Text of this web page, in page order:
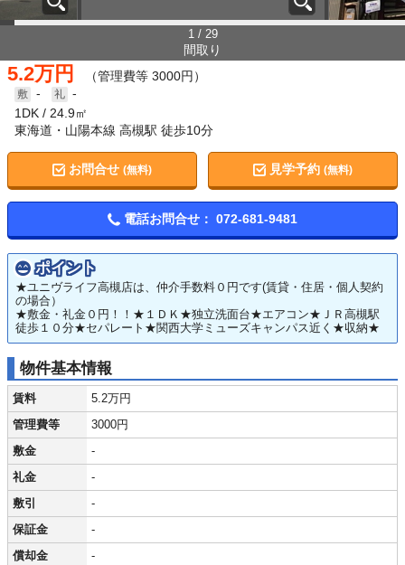
1 / 29
間取り
5.2万円 （管理費等 3000円）
-
-
1DK
24.9㎡
東海道・山陽本線 高槻駅 徒歩10分
お問合せ (無料) 見学予約(無料)
電話お問合せ： 072-681-9481
ポイント
★ユニヴライフ高槻店は、仲介手数料０円です(賃貸・住居・個人契約
の場合）
★敷金・礼金０円！！★１ＤＫ★独立洗面台★エアコン★ＪＲ高槻駅
徒歩１０分★セパレート★関西大学ミューズキャンパス近く★収納★
物件基本情報
賃料 5.2万円
管理費等 3000円
敷金 -
礼金 -
敷引 -
保証金 -
償却金 -